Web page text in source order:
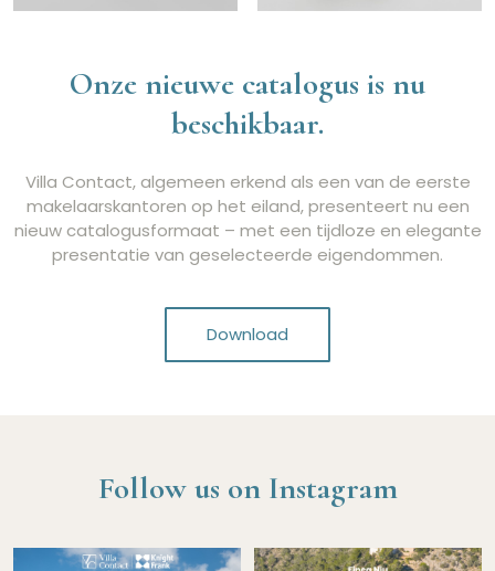
Onze nieuwe catalogus is nu
beschikbaar.
Villa Contact, algemeen erkend als een van de eerste
makelaarskantoren op het eiland, presenteert nu een
nieuw catalogusformaat – met een tijdloze en elegante
presentatie van geselecteerde eigendommen.
Download
Follow us on Instagram